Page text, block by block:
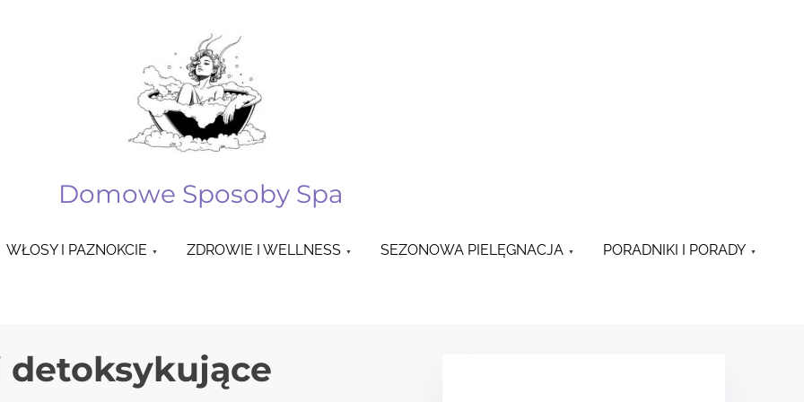
Domowe Sposoby Spa
WŁOSY I PAZNOKCIE ZDROWIE I WELLNESS SEZONOWA PIELĘGNACJA PORADNIKI I PORADY
detoksykujące